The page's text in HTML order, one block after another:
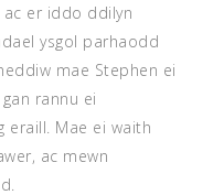
er iddo ddilyn
ysgol parhaodd
mae Stephen ei
rannu ei
eraill. Mae ei waith
ac mewn